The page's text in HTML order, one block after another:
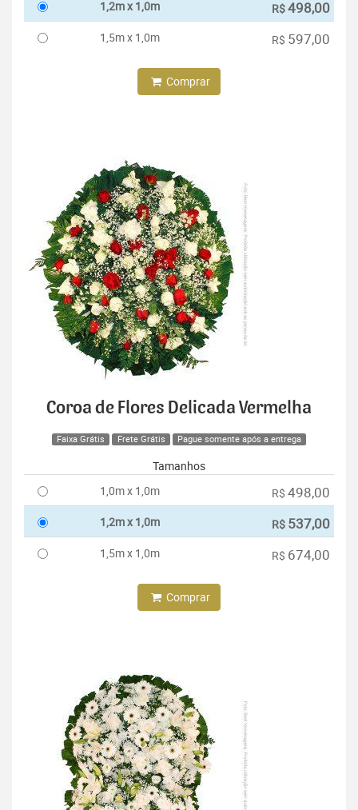
1,2m x 1,0m R$498,00
1,5m x 1,0m R$ 597,00
Comprar
Coroa de Flores Delicada Vermelha
Faixa Grátis Frete Grátis Pague somente após a entrega
Tamanhos
1,0m x 1,0m
R$ 498,00
1,2m x 1,0m R$ 537,00
1,5m x 1,0m R$ 674,00
Comprar